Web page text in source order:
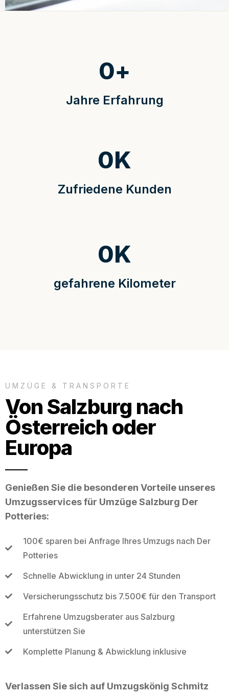
Jahre Erfahrung
0+
Zufriedene Kunden
0K
gefahrene Kilometer
0K
UMZÜGE & TRANSPORTE
Von Salzburg nach
Österreich oder
Europa
Genießen Sie die besonderen Vorteile unseres
Umzugsservices für Umzüge Salzburg Der
Potteries:
100€ sparen bei Anfrage Ihres Umzugs nach Der
Potteries
Schnelle Abwicklung in unter 24 Stunden
Versicherungsschutz bis 7.500€ für den Transport
Erfahrene Umzugsberater aus Salzburg
unterstützen Sie
Komplette Planung & Abwicklung inklusive
Verlassen Sie sich auf Umzugskönig Schmitz